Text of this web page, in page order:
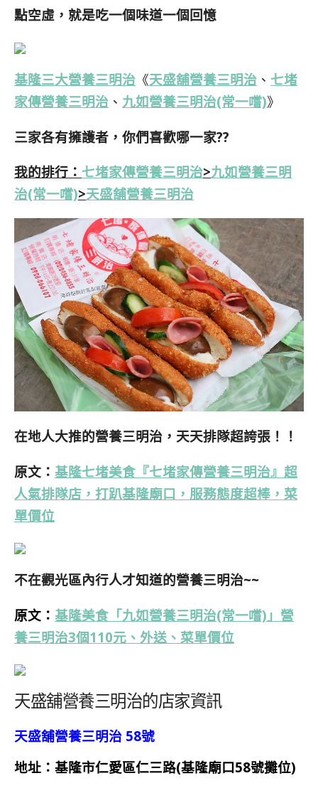
點空虛，就是吃一個味道一個回憶
基隆三大營養三明治 《天盛舖營養三明治 、 七堵
家傳營養三明治 、 九如營養三明治(常一嚐)》
三家各有擁護者，你們喜歡哪一家??
我的排行： 七堵家傳營養三明治>九如營養三明
治(常一嚐)>天盛舖營養三明治
在地人大推的營養三明治，天天排隊超誇張！！
原文： 基隆七堵美食『七堵家傳營養三明治』超
人氣排隊店，打趴基隆廟口，服務態度超棒，菜
單價位
不在觀光區內行人才知道的營養三明治~~
原文： 基隆美食「九如營養三明治(常一嚐)」營
養三明治3個110元、外送、菜單價位
天盛舖營養三明治的店家資訊
天盛舖營養三明治 58號
地址：基隆市仁愛區仁三路(基隆廟口58號攤位)